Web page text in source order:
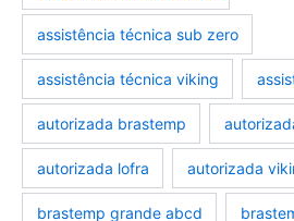
assistência técnica sub zero
assistência técnica viking
autorizada brastemp
autorizada lofra autorizada
brastemp grande abcd